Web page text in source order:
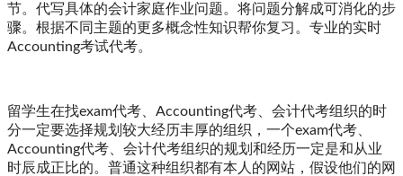
节。代写具体的会计家庭作业问题。将问题分解成可消化的步
骤。根据不同主题的更多概念性知识帮你复习。专业的实时
Accounting考试代考。
留学生在找exam代考、Accounting代考、会计代考组织的时
分一定要选择规划较大经历丰厚的组织，一个exam代考、
Accounting代考、会计代考组织的规划和经历一定是和从业
时辰成正比的。普通这种组织都有本人的网站，假设他们的网